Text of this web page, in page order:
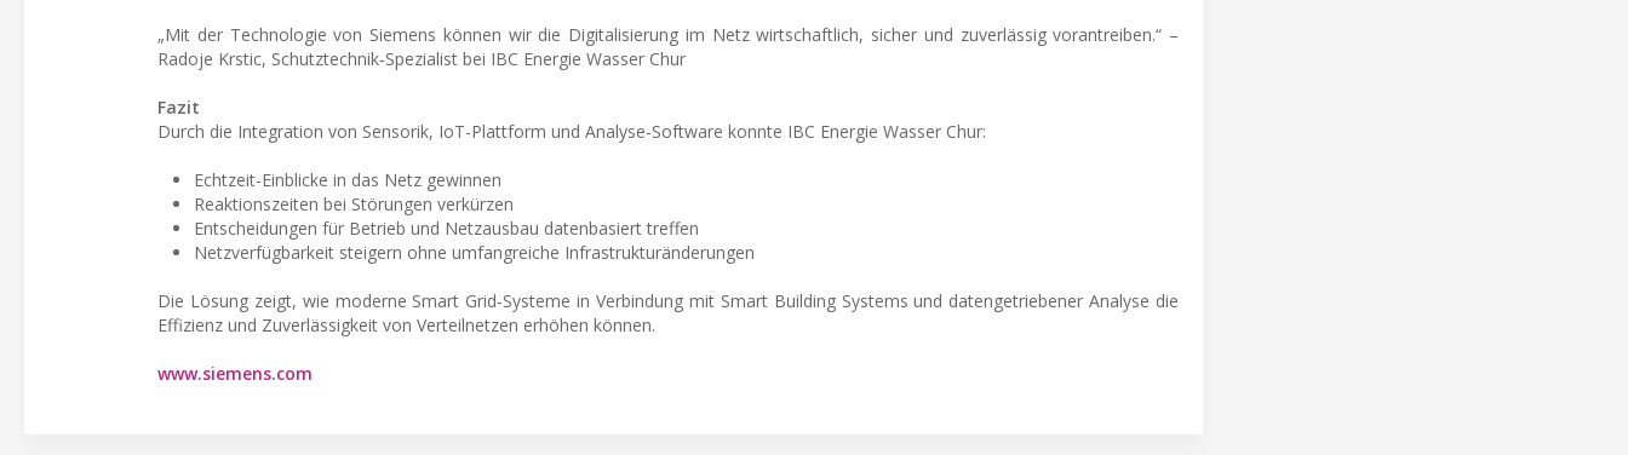
„Mit der Technologie von Siemens können wir die Digitalisierung im Netz wirtschaftlich, sicher und zuverlässig vorantreiben.“ –
Radoje Krstic, Schutztechnik‑Spezialist bei IBC Energie Wasser Chur
Fazit
Durch die Integration von Sensorik, IoT-Plattform und Analyse-Software konnte IBC Energie Wasser Chur:
Echtzeit-Einblicke in das Netz gewinnen
Reaktionszeiten bei Störungen verkürzen
Entscheidungen für Betrieb und Netzausbau datenbasiert treffen
Netzverfügbarkeit steigern ohne umfangreiche Infrastrukturänderungen
Die Lösung zeigt, wie moderne Smart Grid-Systeme in Verbindung mit Smart Building Systems und datengetriebener Analyse die
Effizienz und Zuverlässigkeit von Verteilnetzen erhöhen können.
www.siemens.com